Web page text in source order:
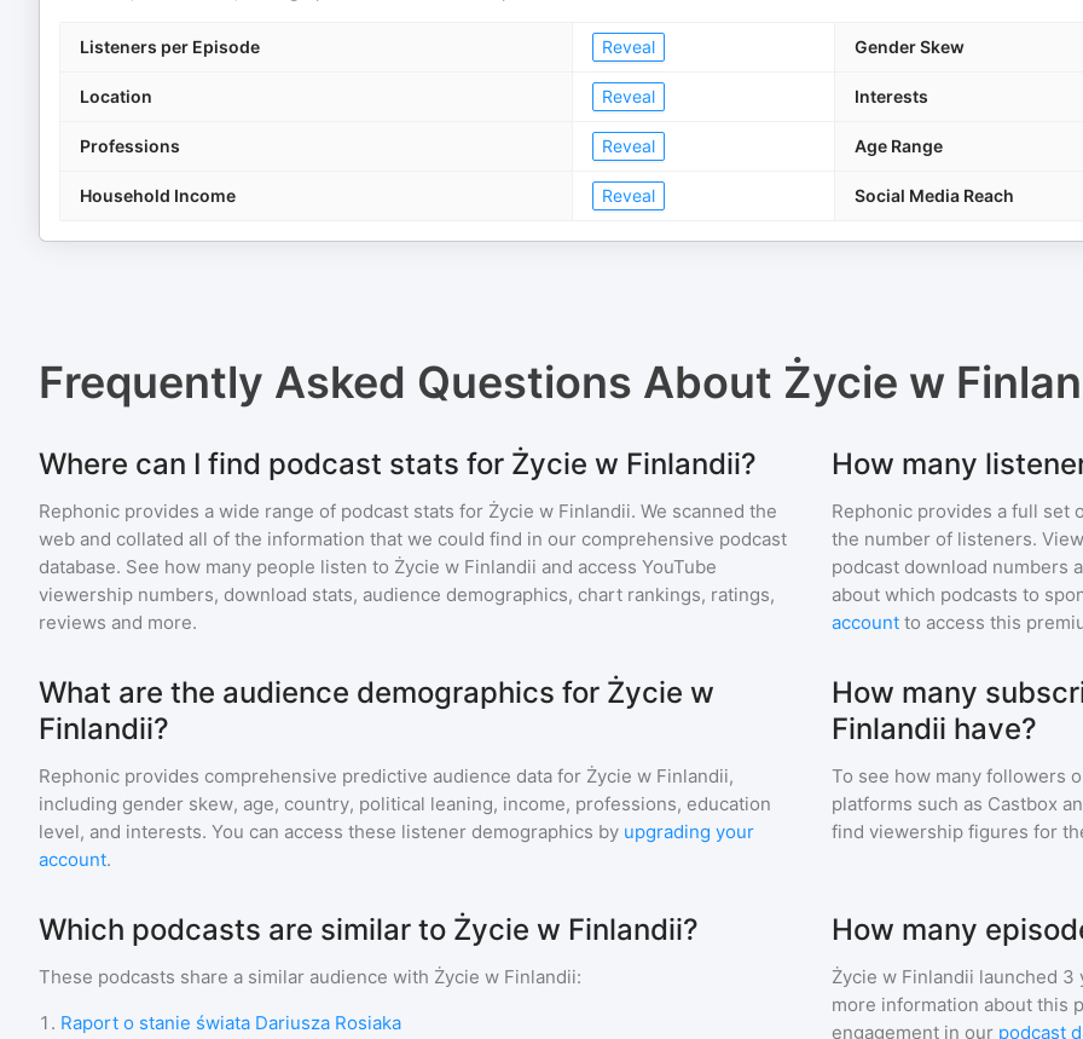
Listeners per Episode Reveal Gender Skew
Location Reveal Interests
Professions Reveal Age Range
Household Income Reveal Social Media Reach
Frequently Asked Questions About Życie w
Where can I find podcast stats for Życie w Finlandii?
Rephonic provides a wide range of podcast stats for Życie w Finlandii. We scanned the
web and collated all of the information that we could find in our comprehensive podcast
database. See how many people listen to Życie w Finlandii and access YouTube
viewership numbers, download stats, audience demographics, chart rankings, ratings,
reviews and more.
How many
Rephonic provides a full set
the number of listeners.
podcast download numbers
about which podcasts to
account to access this
What are the audience demographics for Życie w
Finlandii?
Rephonic provides comprehensive predictive audience data for Życie w Finlandii,
including gender skew, age, country, political leaning, income, professions, education
level, and interests. You can access these listener demographics by upgrading your
account.
How many
Finlandii have?
To see how many followers
platforms such as Castbox
find viewership figures for
Which podcasts are similar to Życie w Finlandii?
These podcasts share a similar audience with Życie w Finlandii:
1 . Raport o stanie świata Dariusza Rosiaka
How many
Życie w Finlandii launched 3
more information about this
engagement in our podcast